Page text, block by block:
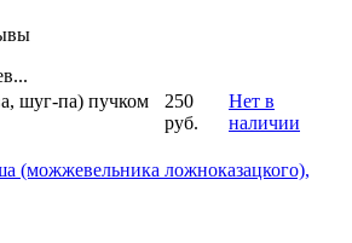
шуг-па) пучком
250
руб.
Нет в
наличии
(можжевельника ложноказацкого),